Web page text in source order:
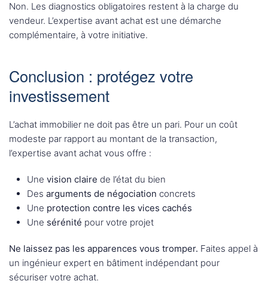
Non. Les diagnostics obligatoires restent à la charge du
vendeur. L’expertise avant achat est une démarche
complémentaire, à votre initiative.
Conclusion : protégez votre
investissement
L’achat immobilier ne doit pas être un pari. Pour un coût
modeste par rapport au montant de la transaction,
l’expertise avant achat vous offre :
Une vision claire de l’état du bien
Des arguments de négociation concrets
Une protection contre les vices cachés
Une sérénité pour votre projet
Ne laissez pas les apparences vous tromper. Faites appel à
un ingénieur expert en bâtiment indépendant pour
sécuriser votre achat.